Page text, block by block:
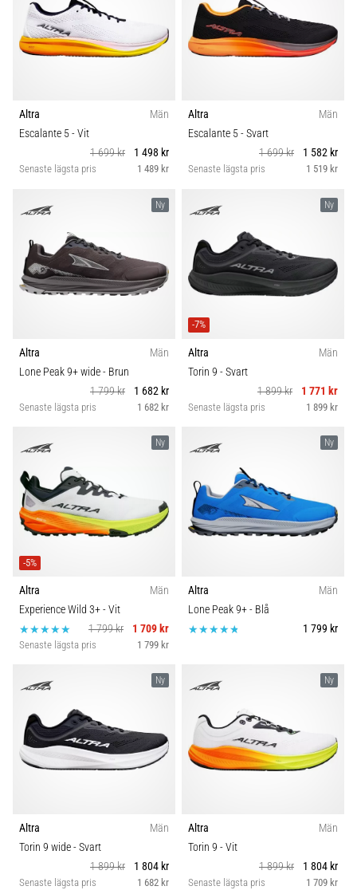
Altra
Män
Escalante 5- Vit
1 699 kr
1 498 kr
Senaste lägsta pris 1 489 kr
Altra
Män
Escalante 5- Svart
1 699 kr
1 582 kr
Senaste lägsta pris 1 519 kr
Ny
Altra
Män
Lone Peak 9+ wide- Brun
1 799 kr
1 682 kr
Senaste lägsta pris 1 682 kr
Ny
-7%
Altra
Män
Torin 9 - Svart
1 899 kr
1 771 kr
Senaste lägsta pris 1 899 kr
Ny
-5%
Altra
Män
Experience Wild 3+- Vit
1 799 kr
1 709 kr
Senaste lägsta pris 1 799 kr
Ny
Altra
Män
Lone Peak 9+- Blå
1 799 kr
Ny
Altra
Män
Torin 9 wide- Svart
1 899 kr
1 804 kr
Senaste lägsta pris 1 682 kr
Ny
Altra
Män
Torin 9 - Vit
1 899 kr
1 804 kr
Senaste lägsta pris 1 709 kr